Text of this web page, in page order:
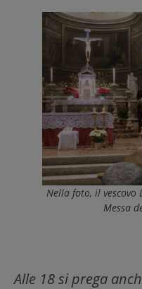
Nella foto, il vescovo
Messa
Alle 18 si prega